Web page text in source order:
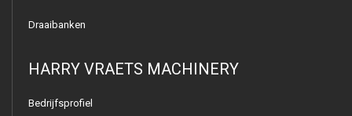
Draaibanken
HARRY VRAETS MACHINERY
Bedrijfsprofiel